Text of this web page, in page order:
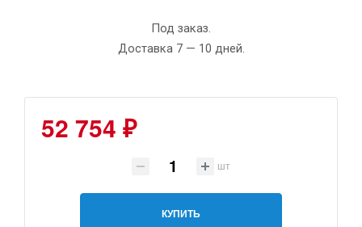
Под заказ.
Доставка 7 — 10 дней.
52 754 ₽
шт
КУПИТЬ